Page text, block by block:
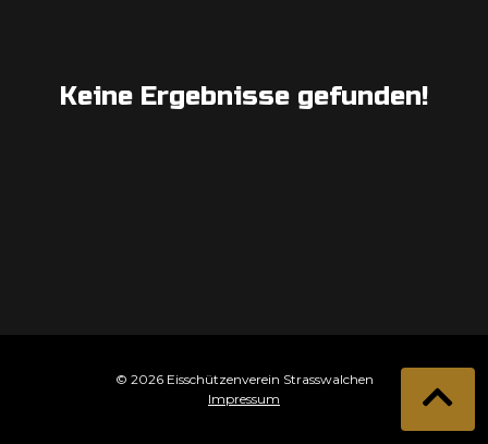
Keine Ergebnisse gefunden!
© 2026 Eisschützenverein Strasswalchen
Impressum